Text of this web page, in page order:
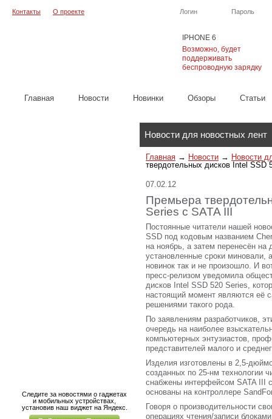
IPHONE 6
Возможно, будет
поддерживать
беспроводную зарядку
Логин Пароль
Контакты О проекте
Главная Новости Новинки Обзоры Cтатьи
Новости для новостных лент
Главная → Новости → Новости
твердотельных дисков Intel SSD
07.02.12
Премьера
Series с SATA III
Постоянные читатели нашей
SSD под кодовым названием
на ноябрь, а затем перенесён на
установленные сроки миновали,
новинок так и не произошло. И
пресс-релизом уведомила
дисков Intel SSD 520 Series,
настоящий момент являются её
решениями такого рода.
По заявлениям разработчиков,
очередь на наиболее
компьютерных энтузиастов,
представителей малого и
Изделия изготовлены в 2,5-
созданных по 25-нм технологии
снабжены интерфейсом SATA III
основаны на контроллере
Говоря о производительности
операциях чтения/записи
Следите за новостями о гаджетах
и мобильных устройствах,
установив наш виджет на Яндекс.